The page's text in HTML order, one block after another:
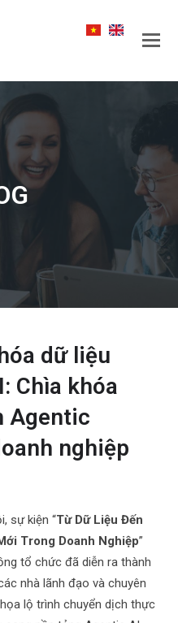
dữ liệu
Chìa khóa
Agentic
nghiệp
sự kiện “Từ Dữ Liệu Đến
Trong Doanh Nghiệp”
tổ chức đã diễn ra thành
nhà lãnh đạo và chuyên
lộ trình chuyển dịch thực